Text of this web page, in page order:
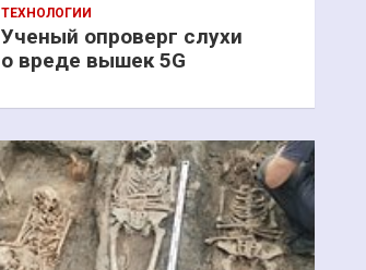
ТЕХНОЛОГИИ
Ученый опроверг слухи
о вреде вышек 5G